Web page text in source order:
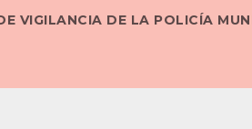
VIGILANCIA DE LA POLICÍA